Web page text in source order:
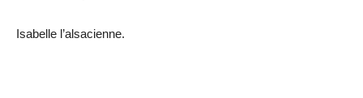
Isabelle l’alsacienne.